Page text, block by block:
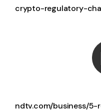
crypto-regulatory-
ndtv.com/business/5-